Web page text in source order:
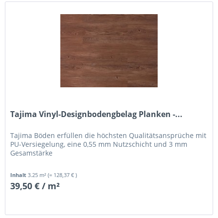
Tajima Vinyl-Designbodengbelag Planken -...
Tajima Böden erfüllen die höchsten Qualitätsansprüche mit
PU-Versiegelung, eine 0,55 mm Nutzschicht und 3 mm
Gesamstärke
Inhalt3.25 m²(= 128,37 € )
39,50 € / m²